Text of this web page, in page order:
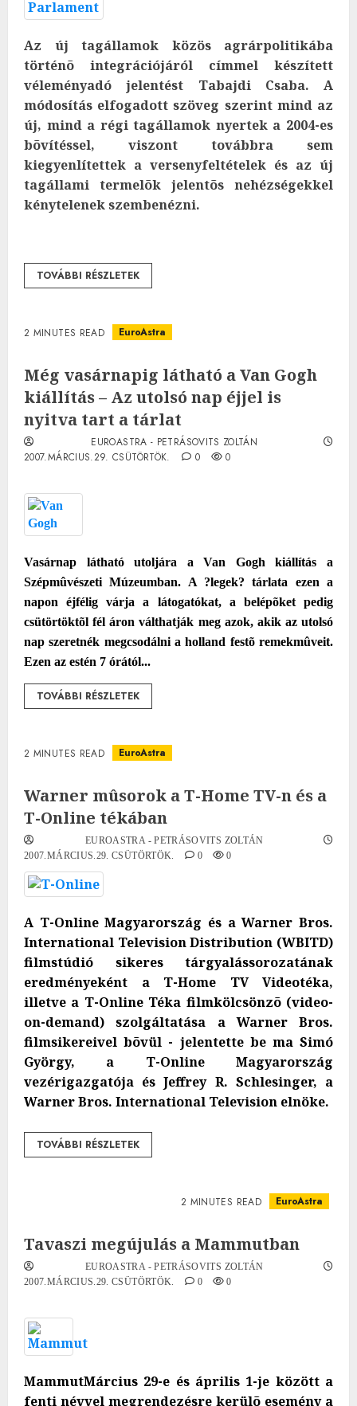
Az új tagállamok közös agrárpolitikába
történõ integrációjáról címmel készített
véleményadó jelentést Tabajdi Csaba. A
módosítás elfogadott szöveg szerint mind az
új, mind a régi tagállamok nyertek a 2004-es
bõvítéssel, viszont továbbra sem
kiegyenlítettek a versenyfeltételek és az új
tagállami termelõk jelentõs nehézségekkel
kénytelenek szembenézni.
TOVÁBBI RÉSZLETEK
2 MINUTES READ EuroAstra
Még vasárnapig látható a Van Gogh
kiállítás – Az utolsó nap éjjel is
nyitva tart a tárlat
EUROASTRA - PETRÁSOVITS ZOLTÁN
2007.MÁRCIUS.29. CSÜTÖRTÖK.
0 0
Vasárnap látható utoljára a Van Gogh kiállítás a
Szépmûvészeti Múzeumban. A ?legek? tárlata ezen a
napon éjfélig várja a látogatókat, a belépõket pedig
csütörtöktõl fél áron válthatják meg azok, akik az utolsó
nap szeretnék megcsodálni a holland festõ remekmûveit.
Ezen az estén 7 órától...
TOVÁBBI RÉSZLETEK
2 MINUTES READ EuroAstra
Warner mûsorok a T-Home TV-n és a
T-Online tékában
EUROASTRA - PETRÁSOVITS ZOLTÁN
2007.MÁRCIUS.29. CSÜTÖRTÖK.
0 0
A T-Online Magyarország és a Warner Bros.
International Television Distribution (WBITD)
filmstúdió sikeres tárgyalássorozatának
eredményeként a T-Home TV Videotéka,
illetve a T-Online Téka filmkölcsönzõ (video-
on-demand) szolgáltatása a Warner Bros.
filmsikereivel bõvül - jelentette be ma Simó
György, a T-Online Magyarország
vezérigazgatója és Jeffrey R. Schlesinger, a
Warner Bros. International Television elnöke.
TOVÁBBI RÉSZLETEK
2 MINUTES READ EuroAstra
Tavaszi megújulás a Mammutban
EUROASTRA - PETRÁSOVITS ZOLTÁN
2007.MÁRCIUS.29. CSÜTÖRTÖK.
0 0
MammutMárcius 29-e és április 1-je között a
fenti névvel megrendezésre kerülõ esemény a